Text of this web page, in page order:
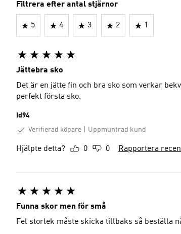
Filtrera efter antal stjärnor
5 4 3 2 1
Jättebra sko
Det är en jätte fin och bra sko som verkar
perfekt första sko.
Id94
Verifierad köpare
Uppmuntrad kund
Hjälpte detta? 0 0 Rapportera
Funna skor men för små
Fel storlek måste skicka